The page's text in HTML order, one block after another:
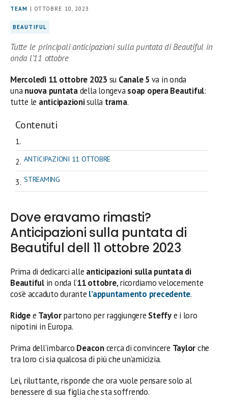
TEAM | OTTOBRE 10, 2023
BEAUTIFUL
Tutte le principali anticipazioni sulla puntata di Beautiful in
onda l’11 ottobre
Mercoledì 11 ottobre 2023 su Canale 5 va in onda
unanuova puntatadella longevasoap opera Beautiful:
tutte le anticipazionisulla trama.
Contenuti
ANTICIPAZIONI 11 OTTOBRE
STREAMING
Dove eravamo rimasti?
Anticipazioni sulla puntata di
Beautiful dell 11 ottobre 2023
Prima di dedicarci alle anticipazioni sulla puntata di
Beautiful in onda l’11 ottobre, ricordiamo velocemente
cos’è accaduto durante l’appuntamento precedente.
Ridgee Taylorpartono per raggiungere Steffye i loro
nipotini in Europa.
Prima dell’imbarco Deaconcerca di convincere Taylorche
tra loro ci sia qualcosa di più che un’amicizia.
Lei, riluttante, risponde che ora vuole pensare solo al
benessere di sua figlia che sta soffrendo.